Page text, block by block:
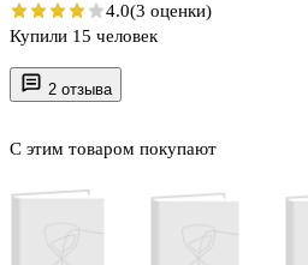
2 отзыва
С этим товаром покупают
4.0(3 оценки)
Купили 15 человек